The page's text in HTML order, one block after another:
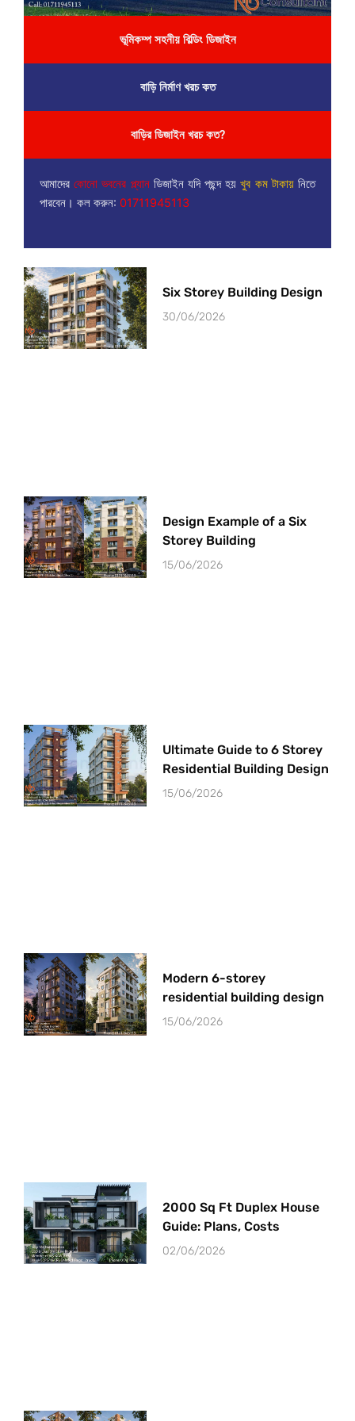
ভূমিকম্প সহনীয় বিল্ডিং ডিজাইন
বাড়ি নির্মাণ খরচ কত
বাড়ির ডিজাইন খরচ কত?
আমাদেরকোনো ভবনের প্ল্যানডিজাইন যদি পছন্দ হয়খুব কম টাকায়নিতে
পারবেন। কল করুন: 01711945113
Six Storey Building Design
30/06/2026
Design Example of a Six
Storey Building
15/06/2026
Ultimate Guide to 6 Storey
Residential Building Design
15/06/2026
Modern 6-storey
residential building design
15/06/2026
2000 Sq Ft Duplex House
Guide: Plans, Costs
02/06/2026